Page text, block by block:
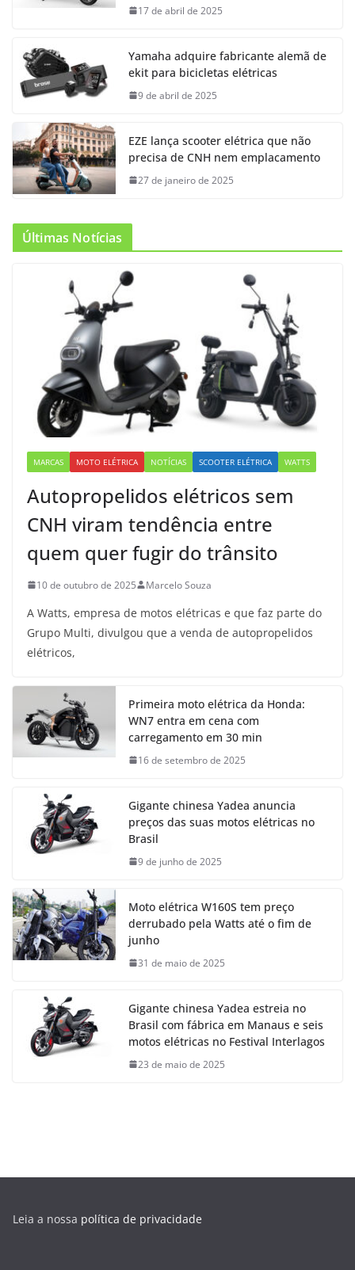
17 de abril de 2025
Yamaha adquire fabricante alemã de
ekit para bicicletas elétricas
9 de abril de 2025
EZE lança scooter elétrica que não
precisa de CNH nem emplacamento
27 de janeiro de 2025
Últimas Notícias
MARCAS MOTO ELÉTRICA NOTÍCIAS SCOOTER ELÉTRICA WATTS
Autopropelidos elétricos sem
CNH viram tendência entre
quem quer fugir do trânsito
10 de outubro de 2025 Marcelo Souza
A Watts, empresa de motos elétricas e que faz parte do
Grupo Multi, divulgou que a venda de autopropelidos
elétricos,
Primeira moto elétrica da Honda:
WN7 entra em cena com
carregamento em 30 min
16 de setembro de 2025
Gigante chinesa Yadea anuncia
preços das suas motos elétricas no
Brasil
9 de junho de 2025
Moto elétrica W160S tem preço
derrubado pela Watts até o fim de
junho
31 de maio de 2025
Gigante chinesa Yadea estreia no
Brasil com fábrica em Manaus e seis
motos elétricas no Festival Interlagos
23 de maio de 2025
Leia a nossa política de privacidade